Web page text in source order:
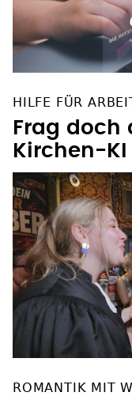
HILFE FÜR
Frag doch
Kirchen-KI
ROMANTIK MIT